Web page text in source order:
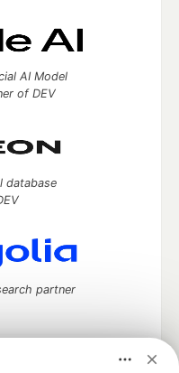
AI Model
of DEV
database
partner